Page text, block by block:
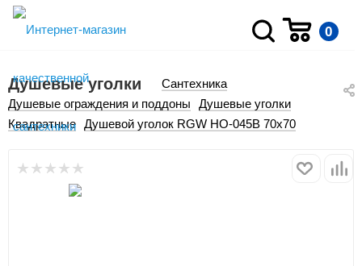
0
Душевые уголки
Сантехника
Душевые ограждения и поддоны
Душевые уголки
Квадратные Душевой уголок RGW HO-045B 70x70